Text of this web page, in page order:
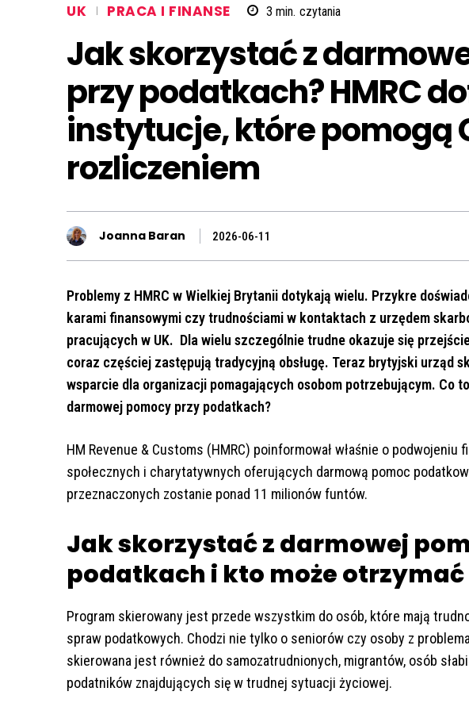
UK PRACA I FINANSE 3 min. czytania
Jak skorzystać z
przy podatkach? HMRC
instytucje, które pomogą
rozliczeniem
Joanna Baran 2026-06-11
Problemy z HMRC w Wielkiej Brytanii dotykają wielu. Przykre
karami finansowymi czy trudnościami w kontaktach z urzędem
pracujących w UK. Dla wielu szczególnie trudne okazuje się
coraz częściej zastępują tradycyjną obsługę. Teraz brytyjski urząd
wsparcie dla organizacji pomagających osobom potrzebującym. Co
darmowej pomocy przy podatkach?
HM Revenue & Customs (HMRC) poinformował właśnie o podwojeniu
społecznych i charytatywnych oferujących darmową pomoc
przeznaczonych zostanie ponad 11 milionów funtów.
Jak skorzystać z darmowej
podatkach i kto może
Program skierowany jest przede wszystkim do osób, które mają
spraw podatkowych. Chodzi nie tylko o seniorów czy osoby z
skierowana jest również do samozatrudnionych, migrantów, osób
podatników znajdujących się w trudnej sytuacji życiowej.